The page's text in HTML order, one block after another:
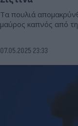
Τα πουλιά
μαύρος καπνός από
07.05.2025 23:33